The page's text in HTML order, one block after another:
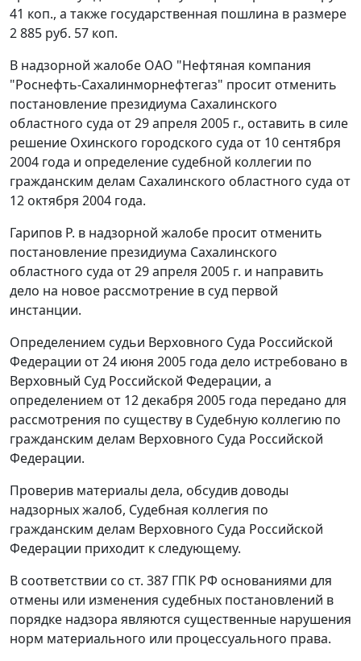
41 коп., а также государственная пошлина в размере
2 885 руб. 57 коп.
В надзорной жалобе ОАО "Нефтяная компания
"Роснефть-Сахалинморнефтегаз" просит отменить
постановление президиума Сахалинского
областного суда от 29 апреля 2005 г., оставить в силе
решение Охинского городского суда от 10 сентября
2004 года и определение судебной коллегии по
гражданским делам Сахалинского областного суда от
12 октября 2004 года.
Гарипов Р. в надзорной жалобе просит отменить
постановление президиума Сахалинского
областного суда от 29 апреля 2005 г. и направить
дело на новое рассмотрение в суд первой
инстанции.
Определением судьи Верховного Суда Российской
Федерации от 24 июня 2005 года дело истребовано в
Верховный Суд Российской Федерации, а
определением от 12 декабря 2005 года передано для
рассмотрения по существу в Судебную коллегию по
гражданским делам Верховного Суда Российской
Федерации.
Проверив материалы дела, обсудив доводы
надзорных жалоб, Судебная коллегия по
гражданским делам Верховного Суда Российской
Федерации приходит к следующему.
В соответствии со ст. 387 ГПК РФ основаниями для
отмены или изменения судебных постановлений в
порядке надзора являются существенные нарушения
норм материального или процессуального права.